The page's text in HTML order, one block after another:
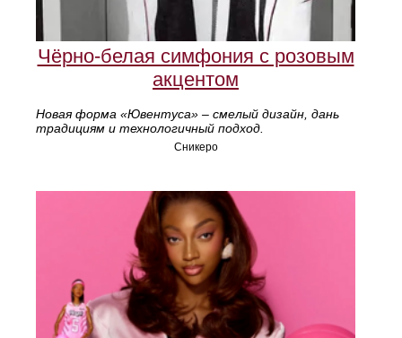
Чёрно-белая симфония с розовым
акцентом
Новая форма «Ювентуса» – смелый дизайн, дань
традициям и технологичный подход.
Сникеро